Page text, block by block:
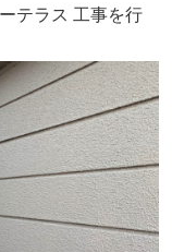
テラス 工事を行